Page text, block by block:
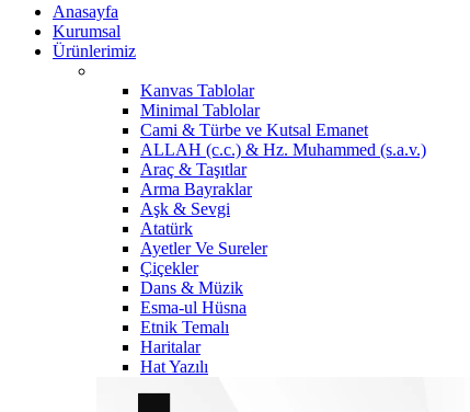
Anasayfa
Kurumsal
Ürünlerimiz
Kanvas Tablolar
Minimal Tablolar
Cami & Türbe ve Kutsal Emanet
ALLAH (c.c.) & Hz. Muhammed (s.a.v.)
Araç & Taşıtlar
Arma Bayraklar
Aşk & Sevgi
Atatürk
Ayetler Ve Sureler
Çiçekler
Dans & Müzik
Esma-ul Hüsna
Etnik Temalı
Haritalar
Hat Yazılı